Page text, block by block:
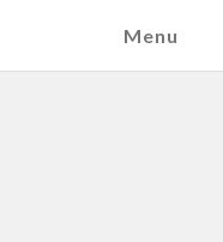
Menu